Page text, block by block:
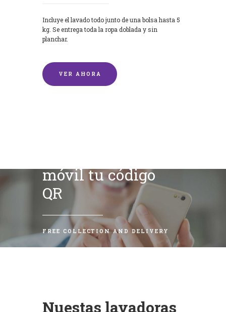
Incluye el lavado todo junto de una bolsa hasta 5
kg. Se entrega toda la ropa doblada y sin
planchar.
VER AHORA
móvil tu código
QR
FREE COLLECTION AND DELIVERY
Nuestas lavadoras